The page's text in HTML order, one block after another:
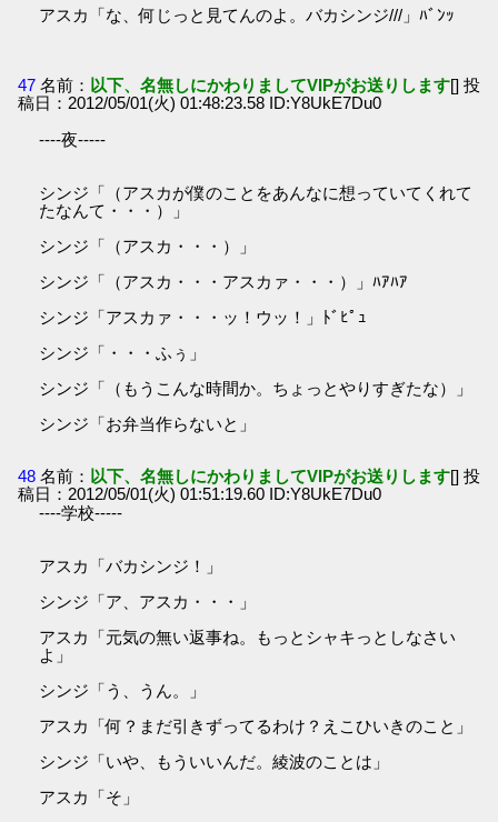
アスカ「な、何じっと見てんのよ。バカシンジ///」ﾊﾞﾝｯ
47 名前： 以下、名無しにかわりましてVIPがお送りします[] 投
稿日：2012/05/01(火) 01:48:23.58 ID:Y8UkE7Du0
----夜-----
シンジ「（アスカが僕のことをあんなに想っていてくれて
たなんて・・・）」
シンジ「（アスカ・・・）」
シンジ「（アスカ・・・アスカァ・・・）」ﾊｱﾊｱ
シンジ「アスカァ・・・ッ！ウッ！」ﾄﾞﾋﾟｭ
シンジ「・・・ふぅ」
シンジ「（もうこんな時間か。ちょっとやりすぎたな）」
シンジ「お弁当作らないと」
48 名前： 以下、名無しにかわりましてVIPがお送りします[] 投
稿日：2012/05/01(火) 01:51:19.60 ID:Y8UkE7Du0
----学校-----
アスカ「バカシンジ！」
シンジ「ア、アスカ・・・」
アスカ「元気の無い返事ね。もっとシャキっとしなさい
よ」
シンジ「う、うん。」
アスカ「何？まだ引きずってるわけ？えこひいきのこと」
シンジ「いや、もういいんだ。綾波のことは」
アスカ「そ」